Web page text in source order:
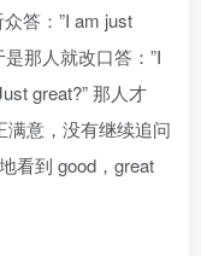
答：”I am just
是那人就改口答：”I
great?” 那人才
满意，没有继续追问
看到 good，great